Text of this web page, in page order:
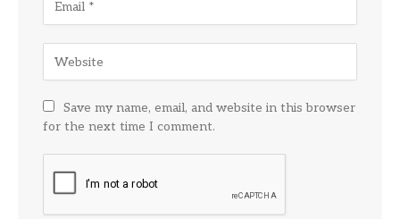
Save my name, email, and website in this browser
for the next time I comment.